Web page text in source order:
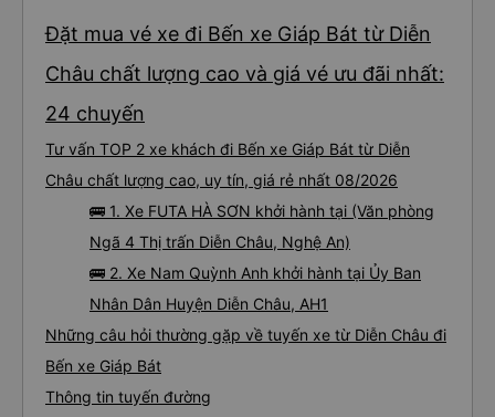
Đặt mua vé xe đi Bến xe Giáp Bát từ Diễn
Châu chất lượng cao và giá vé ưu đãi nhất:
24 chuyến
Tư vấn TOP 2 xe khách đi Bến xe Giáp Bát từ Diễn
Châu chất lượng cao, uy tín, giá rẻ nhất 08/2026
🚌 1. Xe FUTA HÀ SƠN khởi hành tại (Văn phòng
Ngã 4 Thị trấn Diễn Châu, Nghệ An)
🚌 2. Xe Nam Quỳnh Anh khởi hành tại Ủy Ban
Nhân Dân Huyện Diễn Châu, AH1
Những câu hỏi thường gặp về tuyến xe từ Diễn Châu đi
Bến xe Giáp Bát
Thông tin tuyến đường